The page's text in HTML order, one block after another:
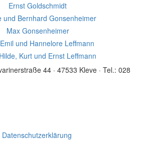
Ernst Goldschmidt
und Bernhard Gonsenheimer
Max Gonsenheimer
und Hannelore Leffmann
Kurt und Ernst Leffmann
44 · 47533 Kleve · Tel.: 028
Datenschutzerklärung